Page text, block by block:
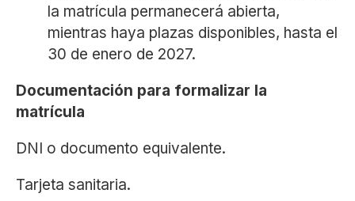
la matrícula permanecerá abierta,
mientras haya plazas disponibles, hasta el
30 de enero de 2027.
Documentación para formalizar la
matrícula
DNI o documento equivalente.
Tarjeta sanitaria.